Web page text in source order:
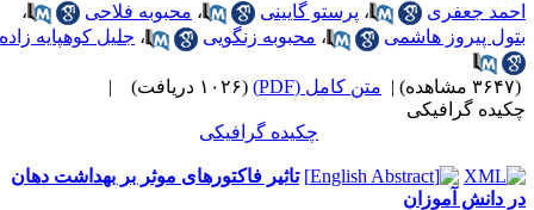
جعفری
،پرستو گایینی ،محبوبه فلاحی
،
پیروز هاشمی
،محبوبه زنگویی ،جلیل کوهپایه زاده
| متن کامل (PDF) (۱۰۲۶ دریافت)
|
گرافیکی
چکیده گرافیکی
تاثیر فاکتورهای موثر بر بهداشت دهان
دانش آموزان